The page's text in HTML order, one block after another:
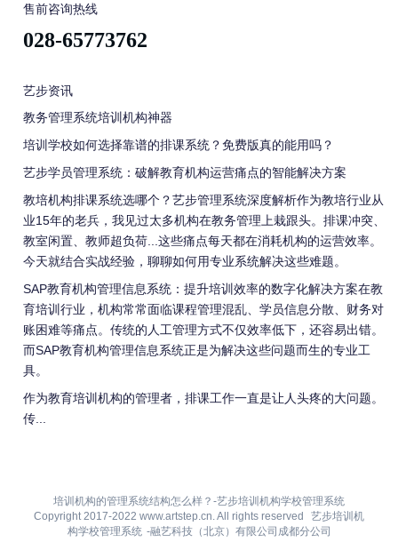
售前咨询热线
028-65773762
艺步资讯
教务管理系统培训机构神器
培训学校如何选择靠谱的排课系统？免费版真的能用吗？
艺步学员管理系统：破解教育机构运营痛点的智能解决方案
教培机构排课系统选哪个？艺步管理系统深度解析作为教培行业从
业15年的老兵，我见过太多机构在教务管理上栽跟头。排课冲突、
教室闲置、教师超负荷...这些痛点每天都在消耗机构的运营效率。
今天就结合实战经验，聊聊如何用专业系统解决这些难题。
SAP教育机构管理信息系统：提升培训效率的数字化解决方案在教
育培训行业，机构常常面临课程管理混乱、学员信息分散、财务对
账困难等痛点。传统的人工管理方式不仅效率低下，还容易出错。
而SAP教育机构管理信息系统正是为解决这些问题而生的专业工
具。
作为教育培训机构的管理者，排课工作一直是让人头疼的大问题。
传...
培训机构的管理系统结构怎么样？-艺步培训机构学校管理系统
Copyright 2017-2022 www.artstep.cn. All rights reserved
艺步培训机
构学校管理系统 -融艺科技（北京）有限公司成都分公司